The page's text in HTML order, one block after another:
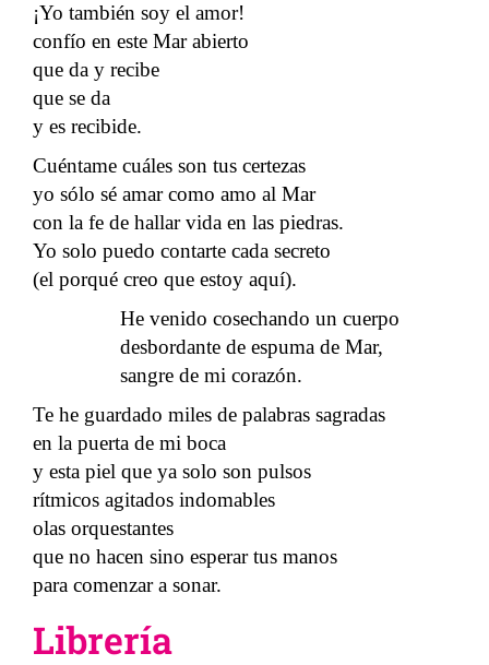
¡Yo también soy el amor!
confío en este Mar abierto
que da y recibe
que se da
y es recibide.
Cuéntame cuáles son tus certezas
yo sólo sé amar como amo al Mar
con la fe de hallar vida en las piedras.
Yo solo puedo contarte cada secreto
(el porqué creo que estoy aquí).
He venido cosechando un cuerpo
desbordante de espuma de Mar,
sangre de mi corazón.
Te he guardado miles de palabras sagradas
en la puerta de mi boca
y esta piel que ya solo son pulsos
rítmicos agitados indomables
olas orquestantes
que no hacen sino esperar tus manos
para comenzar a sonar.
Librería